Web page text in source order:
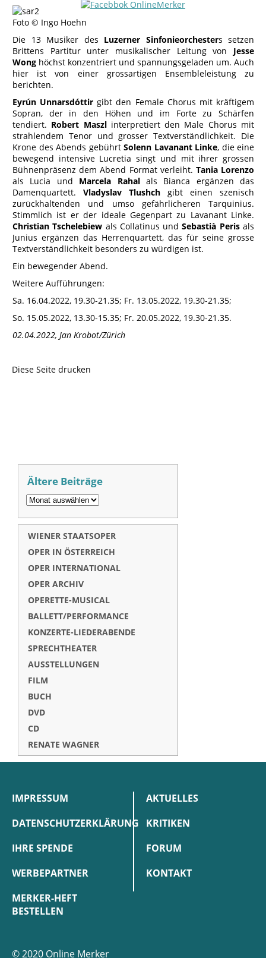
Foto © Ingo Hoehn
Die 13 Musiker des Luzerner Sinfonieorchesters setzen
Brittens Partitur unter musikalischer Leitung von Jesse
Wong höchst konzentriert und spannungsgeladen um. Auch
hier ist von einer grossartigen Ensembleleistung zu
berichten.
Eyrún Unnarsdóttir gibt den Female Chorus mit kräftigem
Sopran, der in den Höhen und im Forte zu Schärfen
tendiert. Robert Maszlinterpretiert den Male Chorus mit
strahlendem Tenor und grosser Textverständlichkeit. Die
Krone des Abends gebührt Solenn Lavanant Linke, die eine
bewegend intensive Lucretia singt und mit ihrer grossen
Bühnenpräsenz dem Abend Format verleiht. Tania Lorenzo
als Lucia und Marcela Rahalals Bianca ergänzen das
Damenquartett. Vladyslav Tlushch gibt einen szenisch
zurückhaltenden und umso gefährlicheren Tarquinius.
Stimmlich ist er der ideale Gegenpart zu Lavanant Linke.
Christian Tschelebiew als Collatinus undSebastià Perisals
Junius ergänzen das Herrenquartett, das für seine grosse
Textverständlichkeit besonders zu würdigen ist.
Ein bewegender Abend.
Weitere Aufführungen:
Sa. 16.04.2022, 19.30-21.35; Fr. 13.05.2022, 19.30-21.35;
So. 15.05.2022, 13.30-15.35; Fr. 20.05.2022, 19.30-21.35.
02.04.2022, Jan Krobot/Zürich
Diese Seite drucken
Ältere Beiträge
WIENER STAATSOPER
OPER IN ÖSTERREICH
OPER INTERNATIONAL
OPER ARCHIV
OPERETTE-MUSICAL
BALLETT/PERFORMANCE
KONZERTE-LIEDERABENDE
SPRECHTHEATER
AUSSTELLUNGEN
FILM
BUCH
DVD
CD
RENATE WAGNER
IMPRESSUM
DATENSCHUTZERKLÄRUNG
IHRE SPENDE
WERBEPARTNER
MERKER-HEFT
BESTELLEN
AKTUELLES
KRITIKEN
FORUM
KONTAKT
© 2020 Online Merker